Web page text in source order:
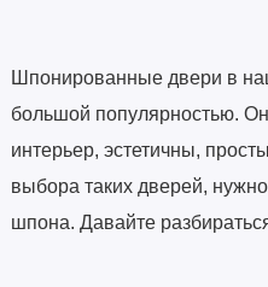
Шпонированные двери в
большой популярностью.
интерьер, эстетичны,
выбора таких дверей,
шпона. Давайте